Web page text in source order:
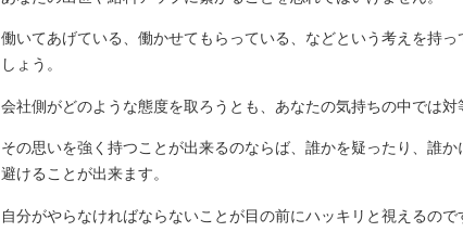
働いてあげている、働かせてもらっている、などという考えを持っ
しょう。
会社側がどのような態度を取ろうとも、あなたの気持ちの中では対
その思いを強く持つことが出来るのならば、誰かを疑ったり、誰
避けることが出来ます。
自分がやらなければならないことが目の前にハッキリと視えるの